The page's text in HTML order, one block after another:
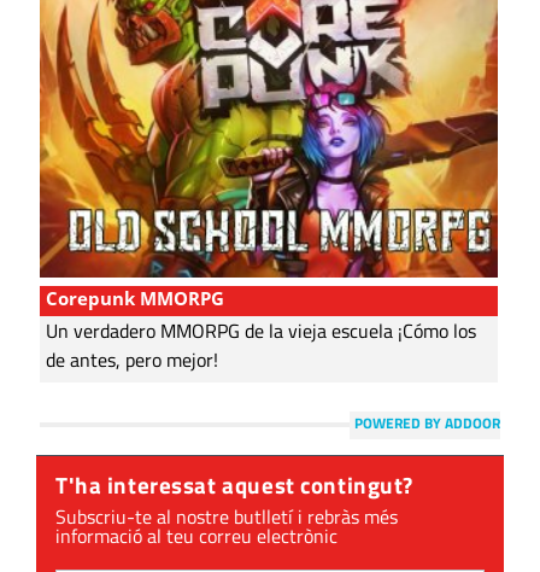
Corepunk MMORPG
Un verdadero MMORPG de la vieja escuela ¡Cómo los
de antes, pero mejor!
POWERED BY ADDOOR
T'ha interessat aquest contingut?
Subscriu-te al nostre butlletí i rebràs més
informació al teu correu electrònic